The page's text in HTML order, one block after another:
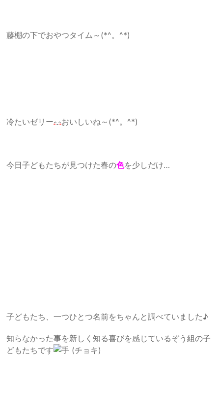
藤棚の下でおやつタイム～(*^。^*)
冷たいゼリー おいしいね～(*^。^*)
今日子どもたちが見つけた春の色を少しだけ…
子どもたち、一つひとつ名前をちゃんと調べていました♪
知らなかった事を新しく知る喜びを感じているぞう組の子
どもたちです